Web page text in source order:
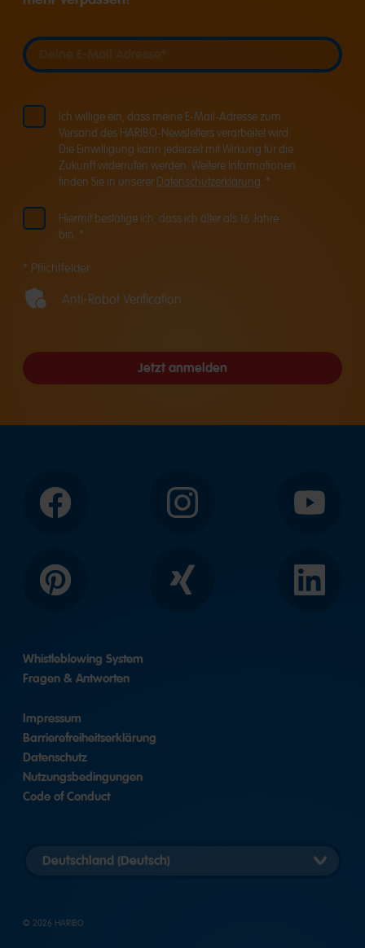
Ich willige ein, dass meine E-Mail-Adresse zum
Versand des HARIBO-Newsletters verarbeitet wird.
Die Einwilligung kann jederzeit mit Wirkung für die
Zukunft widerrufen werden. Weitere Informationen
finden Sie in unserer Datenschutzerklärung. *
Hiermit bestätige ich, dass ich älter als 16 Jahre
bin. *
* Pflichtfelder
Anti-Robot Verification
Jetzt anmelden
Facebook Instagram YouTube
Pinterest Xing LinkedIn
Whistleblowing System
Fragen & Antworten
Impressum
Barrierefreiheitserklärung
Datenschutz
Nutzungsbedingungen
Code of Conduct
Länderversion
auswählen
© 2026 HARIBO